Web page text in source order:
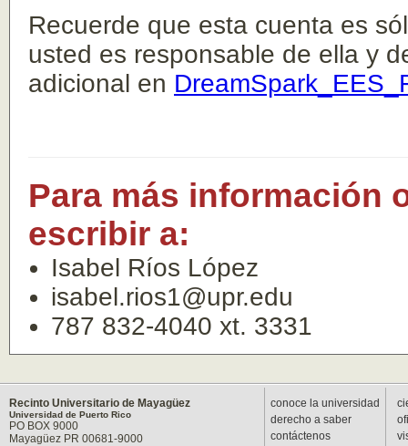
Recuerde que esta cuenta es
usted es responsable de ella y
adicional en
Para más información
escribir a:
Isabel Ríos López
isabel.rios1@upr.edu
787 832-4040 xt. 3331
Recinto Universitario de Mayagüez
Universidad de Puerto Rico
PO BOX 9000
Mayagüez PR 00681-9000
conoce la universidad
derecho a saber
contáctenos